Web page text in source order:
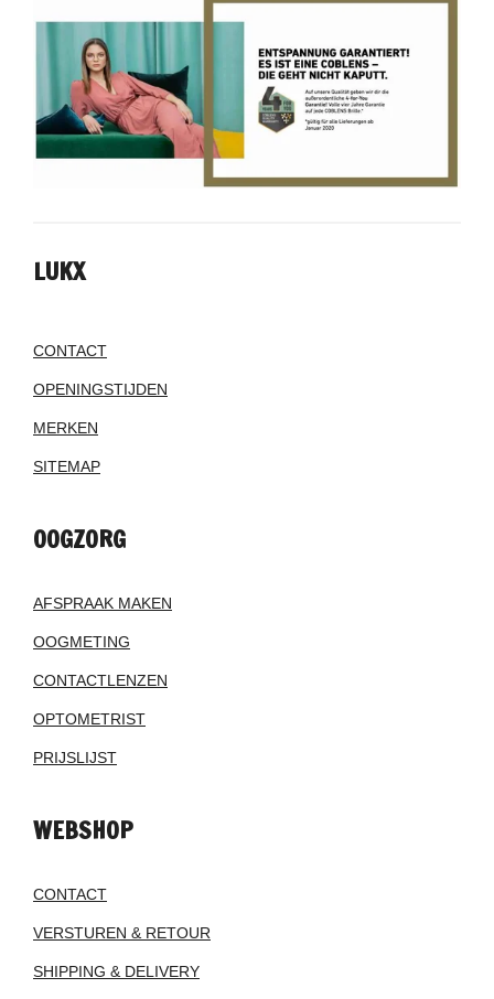
LUKX
CONTACT
OPENINGSTIJDEN
MERKEN
SITEMAP
OOGZORG
AFSPRAAK MAKEN
OOGMETING
CONTACTLENZEN
OPTOMETRIST
PRIJSLIJST
WEBSHOP
CONTACT
VERSTUREN & RETOUR
SHIPPING & DELIVERY